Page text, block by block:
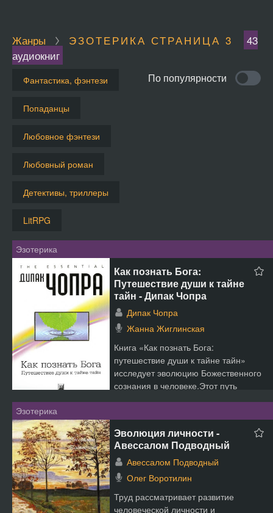
Жанры ЭЗОТЕРИКА СТРАНИЦА 3
43
аудиокниг
Фантастика, фэнтези
Попаданцы
Любовное фэнтези
Любовный роман
Детективы, триллеры
LitRPG
По популярности
Эзотерика
Как познать Бога:
Путешествие души к тайне
тайн - Дипак Чопра
Дипак Чопра
Жанна Жиглинская
Книга «Как познать Бога:
путешествие души к тайне тайн»
исследует эволюцию Божественного
сознания в человеке.Этот путь
Эзотерика
Эволюция личности -
Авессалом Подводный
Авессалом Подводный
Олег Воротилин
Труд рассматривает развитие
человеческой личности и